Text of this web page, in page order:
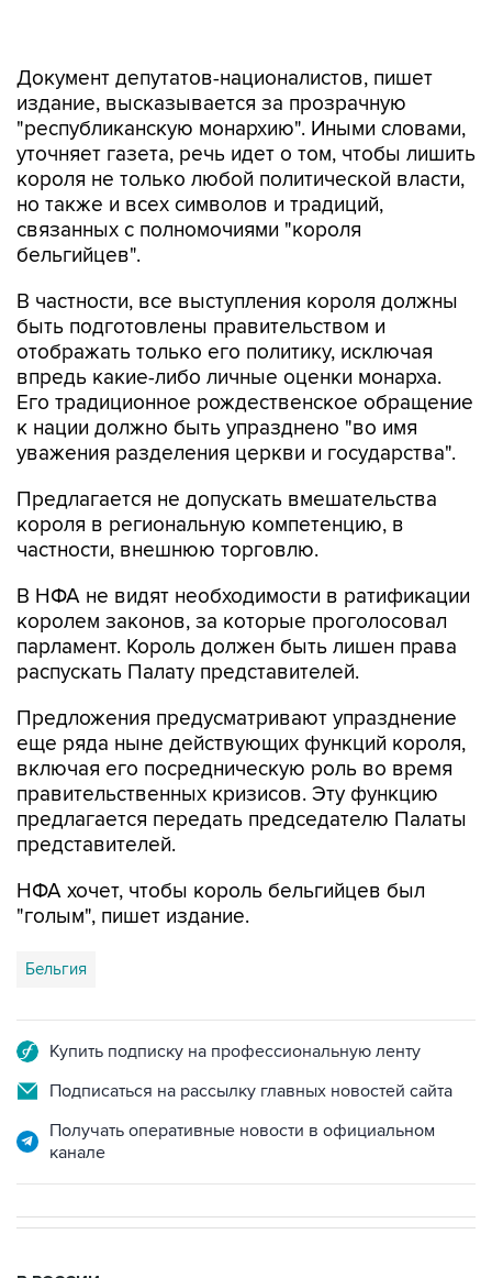
"республиканскую монархию". Иными словами,
уточняет газета, речь идет о том, чтобы лишить
короля не только любой политической власти,
но также и всех символов и традиций,
связанных с полномочиями "короля
бельгийцев".
В частности, все выступления короля должны
отображать только его политику, исключая
впредь какие-либо личные оценки монарха.
Его традиционное рождественское обращение
к нации должно быть упразднено "во имя
уважения разделения церкви и государства".
Предлагается не допускать вмешательства
частности, внешнюю торговлю.
В НФА не видят необходимости в ратификации
парламент. Король должен быть лишен права
распускать Палату представителей.
Предложения предусматривают упразднение
включая его посредническую роль во время
правительственных кризисов. Эту функцию
предлагается передать председателю Палаты
представителей.
НФА хочет, чтобы король бельгийцев был
Бельгия
Подписаться на рассылку главных новостей сайта
Получать оперативные новости в официальном